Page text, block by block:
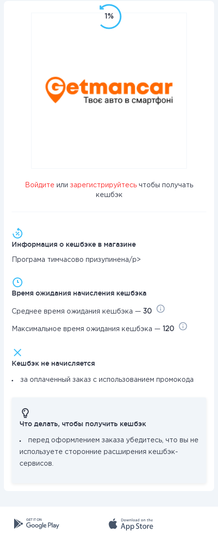
1%
Войдите или зарегистрируйтесь чтобы получать
кешбэк
Информация о кешбэке в магазине
Програма тимчасово призупинена/p>
Время ожидания начисления кешбэка
Среднее время ожидания кешбэка — 30
Максимальное время ожидания кешбэка — 120
Кешбэк не начисляется
за оплаченный заказ с использованием промокода
Что делать, чтобы получить кешбэк
перед оформлением заказа убедитесь, что вы не
используете сторонние расширения кешбэк-
сервисов.